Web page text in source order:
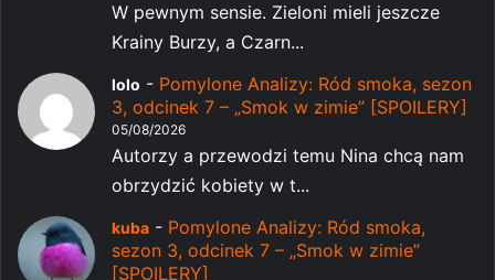
W pewnym sensie. Zieloni mieli jeszcze
Krainy Burzy, a Czarn...
lolo - Pomylone Analizy: Ród smoka, sezon
3, odcinek 7 – „Smok w zimie” [SPOILERY]
05/08/2026
Autorzy a przewodzi temu Nina chcą nam
obrzydzić kobiety w t...
kuba - Pomylone Analizy: Ród smoka,
sezon 3, odcinek 7 – „Smok w zimie”
[SPOILERY]